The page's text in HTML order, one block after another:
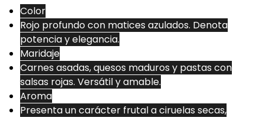
Color
Rojo profundo con matices azulados. Denota
potencia y elegancia.
Maridaje
Carnes asadas, quesos maduros y pastas con
salsas rojas. Versátil y amable.
Aroma
Presenta un carácter frutal a ciruelas secas,